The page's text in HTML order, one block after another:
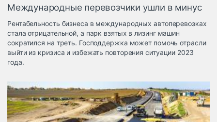
Таможня и ВЭД
Склады и
грузовые
терминалы
Коммерческий
Спецтехника
Автосервис,
запчасти, шины
Международные перевозчики ушли в минус
Рентабельность бизнеса в международных автоперевозках
стала отрицательной, а парк взятых в лизинг машин
сократился на треть. Господдержка может помочь отрасли
выйти из кризиса и избежать повторения ситуации 2023
года.